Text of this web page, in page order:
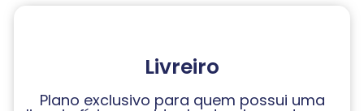
Livreiro
Plano exclusivo para quem possui uma